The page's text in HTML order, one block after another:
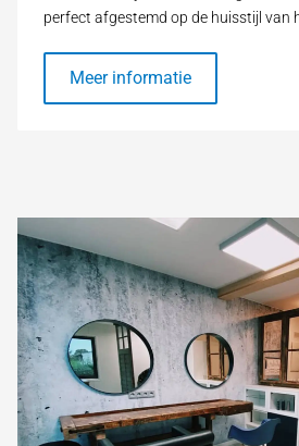
perfect afgestemd op de huisstijl van
Meer informatie